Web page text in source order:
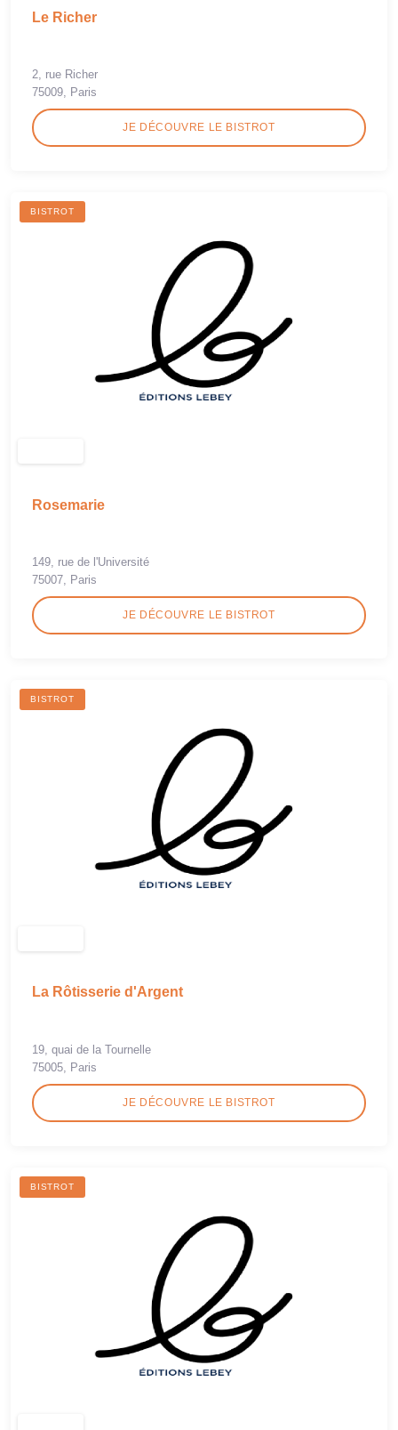
Le Richer
2, rue Richer
75009, Paris
JE DÉCOUVRE LE BISTROT
BISTROT
Rosemarie
149, rue de l'Université
75007, Paris
JE DÉCOUVRE LE BISTROT
BISTROT
La Rôtisserie d'Argent
19, quai de la Tournelle
75005, Paris
JE DÉCOUVRE LE BISTROT
BISTROT